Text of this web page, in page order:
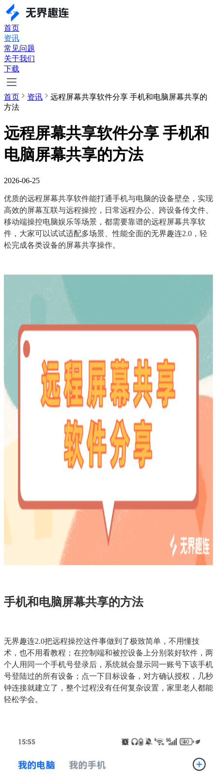
首页
资讯
常见问题
关于我们
下载
首页 资讯
远程屏幕共享软件分享 手机和电脑屏幕共享的
方法
远程屏幕共享软件分享 手机和
电脑屏幕共享的方法
2026-06-25
优质的远程屏幕共享软件能打通手机与电脑的设备壁垒，实现
高效的屏幕互联与远程操控，日常远程办公、跨设备传文件、
移动端操控电脑娱乐等场景，都需要靠谱的远程屏幕共享软
件，大家可以试试适配多场景、性能全面的无界趣连2.0，轻
松完成各类设备的屏幕共享操作。
手机和电脑屏幕共享的方法
无界趣连2.0把远程操控这件事做到了极致简单，不用懂技
术，也不用看教程；在控制端和被控设备上分别装好软件，两
个人用同一个手机号登录后，系统就会显示同一账号下该手机
号登陆过的所有设备；点一下目标设备，对方确认授权，几秒
钟连接就建立了，整个过程没有任何复杂设置，家里老人都能
轻松学会。